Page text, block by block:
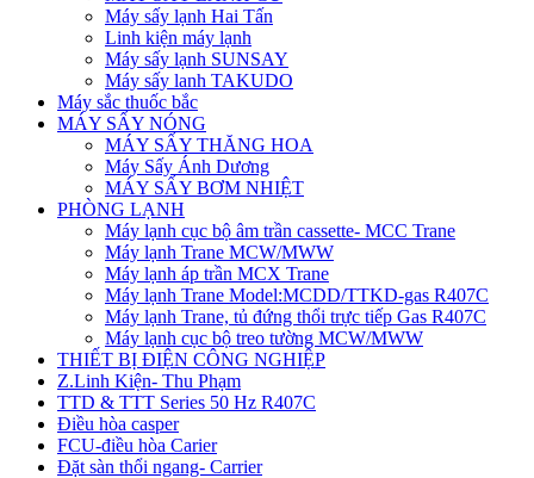
Máy sấy lạnh Hai Tấn
Linh kiện máy lạnh
Máy sấy lạnh SUNSAY
Máy sấy lanh TAKUDO
Máy sắc thuốc bắc
MÁY SẤY NÓNG
MÁY SẤY THĂNG HOA
Máy Sấy Ánh Dương
MÁY SẤY BƠM NHIỆT
PHÒNG LẠNH
Máy lạnh cục bộ âm trần cassette- MCC Trane
Máy lạnh Trane MCW/MWW
Máy lạnh áp trần MCX Trane
Máy lạnh Trane Model:MCDD/TTKD-gas R407C
Máy lạnh Trane, tủ đứng thổi trực tiếp Gas R407C
Máy lạnh cục bộ treo tường MCW/MWW
THIẾT BỊ ĐIỆN CÔNG NGHIỆP
Z.Linh Kiện- Thu Phạm
TTD & TTT Series 50 Hz R407C
Điều hòa casper
FCU-điều hòa Carier
Đặt sàn thổi ngang- Carrier